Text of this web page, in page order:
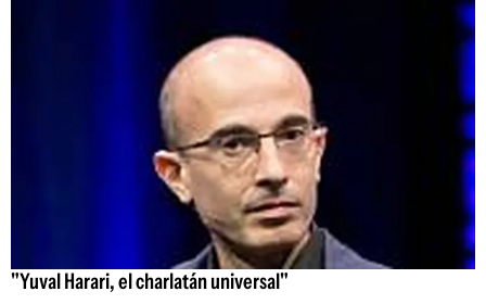
"Yuval Harari, el charlatán universal"